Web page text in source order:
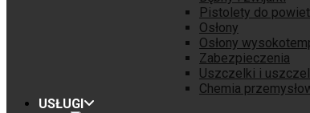
Pistolety do
Osłony
Osłony
Zabezpieczenia
Uszczelki i
Chemia
USŁUGI